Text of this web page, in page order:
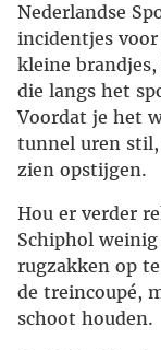
Nederlandse
incidentjes
kleine
die langs het
Voordat je het
tunnel uren
zien opstijgen.
Hou er verder
Schiphol
rugzakken op
de treincoupé,
schoot houden.